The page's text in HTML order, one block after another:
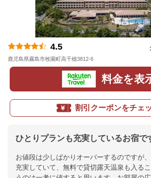
4.5
鹿児島県霧島市牧園町高千穂3812-6
料金を表
割引クーポンをチェ
ひとりプランも充実しているお宿で
お値段は少しばかりオーバーするのですが、
充実していて、無料で貸切露天温泉も入る